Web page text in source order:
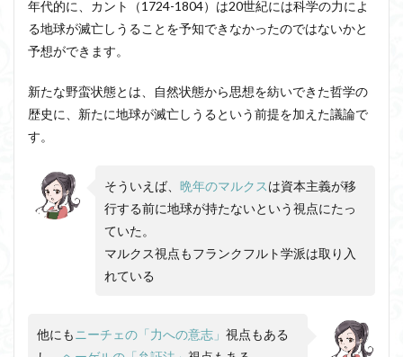
る
3
フラ
ト学
派と
3.1
フロ
ムと
らの逃
走
年代的に、カント（1724-1804）は20世紀には科学の力によ
る地球が滅亡しうることを予知できなかったのではないかと
予想ができます。
新たな野蛮状態とは、自然状態から思想を紡いできた哲学の
歴史に、新たに地球が滅亡しうるという前提を加えた議論で
す。
そういえば、 晩年のマルクスは資本主義が移
行する前に地球が持たないという視点にたっ
ていた。
マルクス視点もフランクフルト学派は取り入
れている
他にも ニーチェの「力への意志」 視点もある